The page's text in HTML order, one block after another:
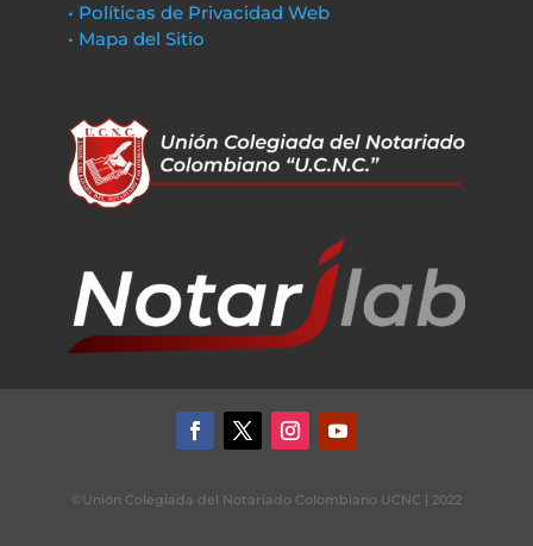
• Políticas de Privacidad Web
• Mapa del Sitio
©Unión Colegiada del Notariado Colombiano UCNC | 2022